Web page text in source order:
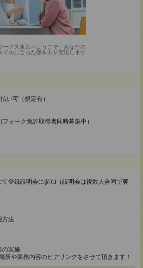
ークス東京へようこそ！あなたの
イルに合った働き方を実現します
い可（規定有）
ォーク免許取得者同時募集中）
登録説明会に参加（説明会は複数人合同で実
方法
の実施
や業務内容のヒアリングをさせて頂きます！